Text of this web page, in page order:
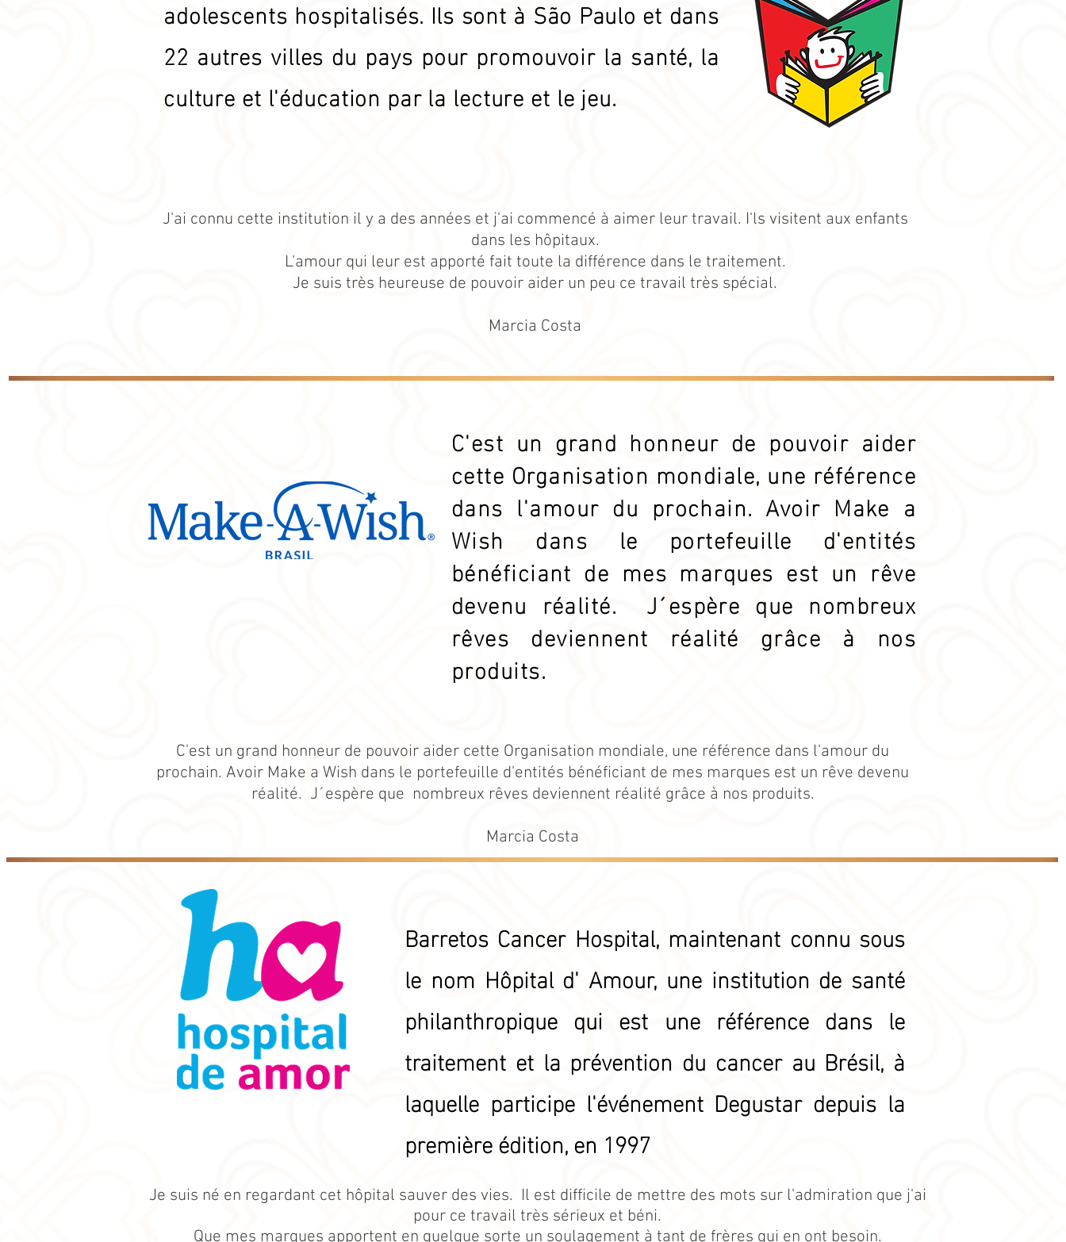
adolescents hospitalisés. Ils sont à São Paulo et dans
22 autres villes du pays pour promouvoir la santé, la
culture et l'éducation par la lecture et le jeu.
J'ai connu cette institution il y a des années et j'ai commencé à aimer leur travail. I'ls visitent aux enfants
dans les hôpitaux.
L'amour qui leur est apporté fait toute la différence dans le traitement.
Je suis très heureuse de pouvoir aider un peu ce travail très spécial.
Marcia Costa
C'est un grand honneur de pouvoir aider
cette Organisation mondiale, une référence
dans l'amour du prochain. Avoir Make a
Wish dans le portefeuille d'entités
bénéficiant de mes marques est un rêve
devenu réalité. J´espère que nombreux
rêves deviennent réalité grâce à nos
produits.
C'est un grand honneur de pouvoir aider cette Organisation mondiale, une référence dans l'amour du
prochain. Avoir Make a Wish dans le portefeuille d'entités bénéficiant de mes marques est un rêve devenu
réalité. J´espère que nombreux rêves deviennent réalité grâce à nos produits.
Marcia Costa
Barretos Cancer Hospital, maintenant connu sous
le nom Hôpital d' Amour, une institution de santé
philanthropique qui est une référence dans le
traitement et la prévention du cancer au Brésil, à
laquelle participe l'événement Degustar depuis la
première édition, en 1997
Je suis né en regardant cet hôpital sauver des vies. Il est difficile de mettre des mots sur l'admiration que j'ai
pour ce travail très sérieux et béni.
Que mes marques apportent en quelque sorte un soulagement à tant de frères qui en ont besoin.